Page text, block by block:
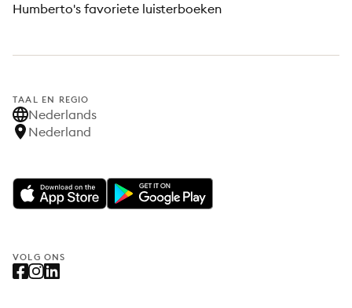
Humberto's favoriete luisterboeken
TAAL EN REGIO
Nederlands
Nederland
VOLG ONS